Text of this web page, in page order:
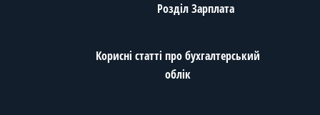
Розділ Зарплата
Корисні статті про бухгалтерський
облік